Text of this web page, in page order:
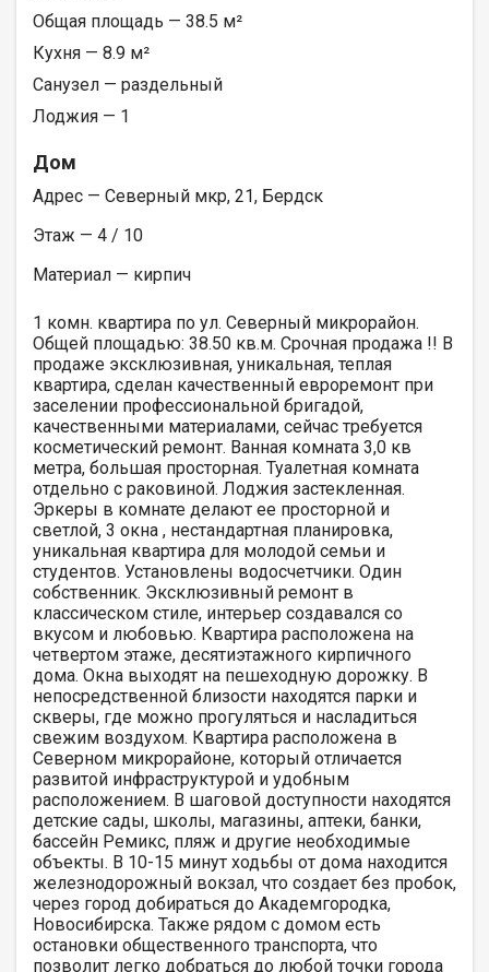
Общая площадь — 38.5 м²
Кухня — 8.9 м²
Санузел — раздельный
Лоджия — 1
Дом
Адрес — Северный мкр, 21, Бердск
Этаж — 4 / 10
Материал — кирпич
1 комн. квартира по ул. Северный микрорайон.
Общей площадью: 38.50 кв.м. Срочная продажа !! B
продаже эксклюзивная, уникальная, теплая
квартира, сделан качественный евроремонт при
заселении профессиональной бригадой,
качественными материалами, сейчас требуется
косметический ремонт. Ванная комната 3,0 кв
метра, большая просторная. Туалетная комната
отдельно с раковиной. Лоджия застекленная.
Эркеры в комнате делают ее просторной и
светлой, 3 окна , нестандартная планировка,
уникальная квартира для молодой семьи и
студентов. Установлены водосчетчики. Один
собственник. Эксклюзивный ремонт в
классическом стиле, интерьер создавался со
вкусом и любовью. Квартира расположена на
четвертом этаже, десятиэтажного кирпичного
дома. Окна выходят на пешеходную дорожку. В
непосредственной близости находятся парки и
скверы, где можно прогуляться и насладиться
свежим воздухом. Квартира расположена в
Северном микрорайоне, который отличается
развитой инфраструктурой и удобным
расположением. В шаговой доступности находятся
детские сады, школы, магазины, аптеки, банки,
бассейн Ремикс, пляж и другие необходимые
объекты. В 10-15 минут ходьбы от дома находится
железнодорожный вокзал, что создает без пробок,
через город добираться до Академгородка,
Новосибирска. Также рядом с домом есть
остановки общественного транспорта, что
позволит легко добраться до любой точки города